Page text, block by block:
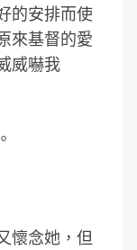
的安排而使
來基督的愛
威嚇我
懷念她，但